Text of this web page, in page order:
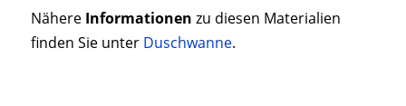
Nähere Informationen zu diesen Materialien
finden Sie unter Duschwanne.